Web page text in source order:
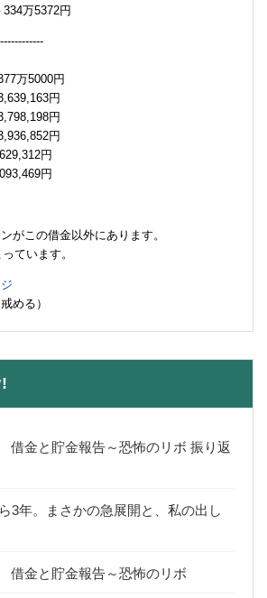
万5372円
万5000円
円
円
円
円
円
がこの借金以外にあります。
ています。
める）
金と貯金報告～恐怖のリボ 振り返
3年。まさかの急展開と、私の出し
金と貯金報告～恐怖のリボ